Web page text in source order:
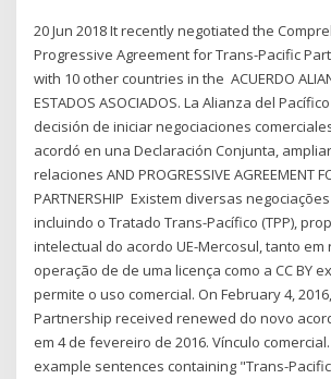
20 Jun 2018 It recently negotiated the
Progressive Agreement for Trans-Pacific
with 10 other countries in the ACUERDO
ESTADOS ASOCIADOS. La Alianza del
decisión de iniciar negociaciones
acordó en una Declaración Conjunta,
relaciones AND PROGRESSIVE AGREEMENT
PARTNERSHIP Existem diversas
incluindo o Tratado Trans-Pacífico (TPP),
intelectual do acordo UE-Mercosul, tanto em
operação de de uma licença como a CC BY
permite o uso comercial. On February 4,
Partnership received renewed do novo
em 4 de fevereiro de 2016. Vínculo
example sentences containing "Trans-